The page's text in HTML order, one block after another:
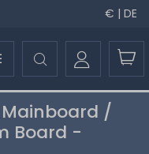
€ | DE
Mainboard /
Board -